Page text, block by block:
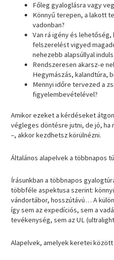
Főleg gyaloglásra vagy
Könnyű terepen, a lakott
vadonban?
Van rá igény és
felszerelést vigyed
nehezebb alapsúllyal
Rendszeresen akarsz-e
Hegymászás, kalandtúra,
Mennyi időre tervezed a
figyelembevételével?
Amikor ezeket a kérdéseket
végleges döntésre jutni, de jó,
–, akkor kezdhetsz körülnézni.
Általános alapelvek a többnapos
Írásunkban a többnapos
többféle aspektusa szerint:
vándortábor, hosszútávú… A
így sem az expedíciós, sem a
tevékenység, sem az UL
Alapelvek, amelyek keretei